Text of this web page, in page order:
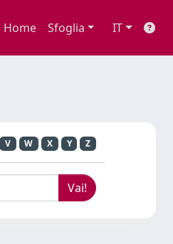
Home Sfoglia IT
V W X Y Z